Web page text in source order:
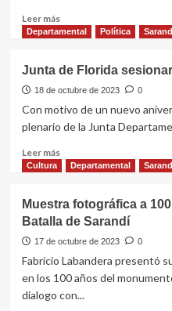
Sarandí
Grande
Leer másLeer
más
hombre
fue
condenado
por
en
Sarandí
Departamental Política
Junta de Florida
18 de octubre de 2023 0
Con motivo de un nuevo
plenario de la Junta
Leer másLeer
más
de
Florida
sesionará
en
Grande
Cultura Departamental
Muestra fotográfica a
Batalla de Sarandí
17 de octubre de 2023 0
Fabricio Labandera presentó
en los 100 años del
dialogo con...